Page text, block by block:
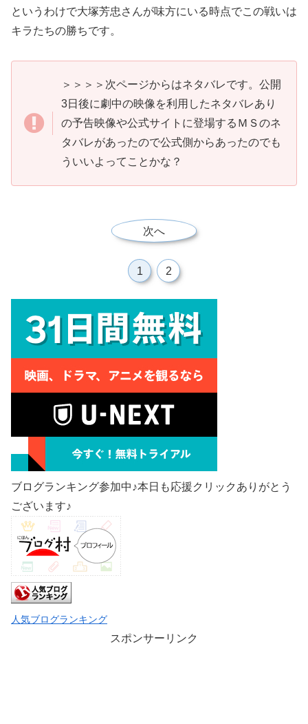
というわけで大塚芳忠さんが味方にいる時点でこの戦いは
キラたちの勝ちです。
＞＞＞＞次ページからはネタバレです。公開
3日後に劇中の映像を利用したネタバレあり
の予告映像や公式サイトに登場するＭＳのネ
タバレがあったので公式側からあったのでも
ういいよってことかな？
次へ
1 2
ブログランキング参加中♪本日も応援クリックありがとう
ございます♪
人気ブログランキング
スポンサーリンク